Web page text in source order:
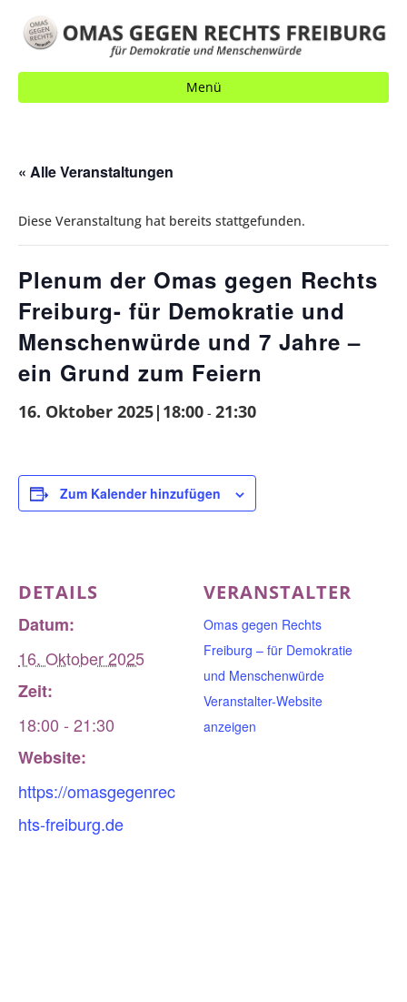
Menü
« Alle Veranstaltungen
Diese Veranstaltung hat bereits stattgefunden.
Plenum der Omas gegen Rechts
Freiburg- für Demokratie und
Menschenwürde und 7 Jahre –
ein Grund zum Feiern
16. Oktober 2025|18:00 - 21:30
Zum Kalender hinzufügen
DETAILS
Datum:
16. Oktober 2025
Zeit:
18:00 - 21:30
Website:
https://omasgegenrec
hts-freiburg.de
VERANSTALTER
Omas gegen Rechts
Freiburg – für Demokratie
und Menschenwürde
Veranstalter-Website
anzeigen